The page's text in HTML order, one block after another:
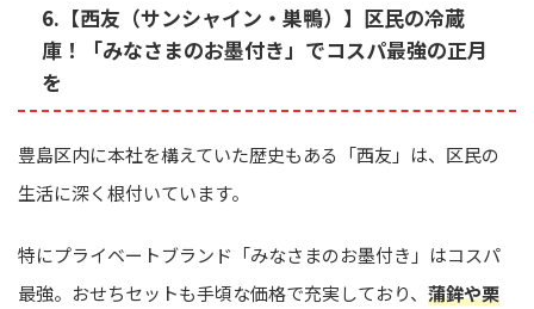
6.【西友（サンシャイン・巣鴨）】区民の冷蔵
庫！「みなさまのお墨付き」でコスパ最強の正月
を
豊島区内に本社を構えていた歴史もある「西友」は、区民の
生活に深く根付いています。
特にプライベートブランド「みなさまのお墨付き」はコスパ
最強。おせちセットも手頃な価格で充実しており、 蒲鉾や栗